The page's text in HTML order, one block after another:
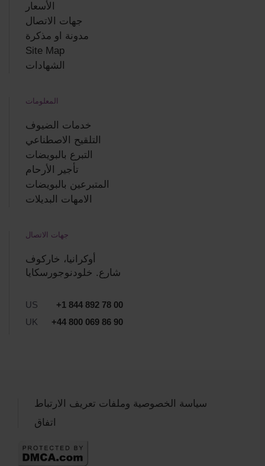
الأسعار
جهات الاتصال
مدونة او مذكرة
Site Map
الشهادات
المعلومات
خدمات الضيوف
التلقيح الاصطناعي
التبرع بالبويضات
تأجير الأرحام
المتبرعين بالبويضات
الامهات البديلات
جهات الاتصال
أوكرانيا، خاركوف
شارع. خلودنوجورسكايا
US
+1 844 892 78 00
UK
+44 800 069 86 90
سياسة الخصوصية وملفات تعريف الارتباط
اتفاق